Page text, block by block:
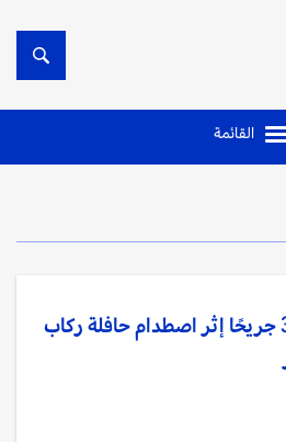
القائمة
القاهرة: 22 قتيلًا و33 جريحًا إثر اصطدام حافلة ركاب